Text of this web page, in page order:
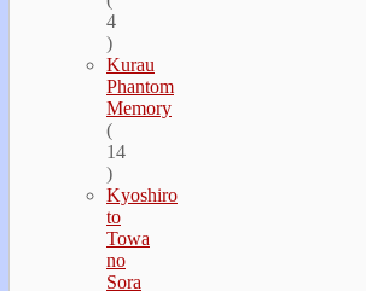
4
)
Kurau
Phantom
Memory
(
14
)
Kyoshiro
to
Towa
no
Sora